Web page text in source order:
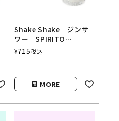
Shake Shake ジンサ
ワー SPIRITO
COCKTAILS（シェイク
¥715税込
MORE